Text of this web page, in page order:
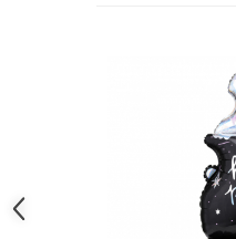
Petrecere 30 ani